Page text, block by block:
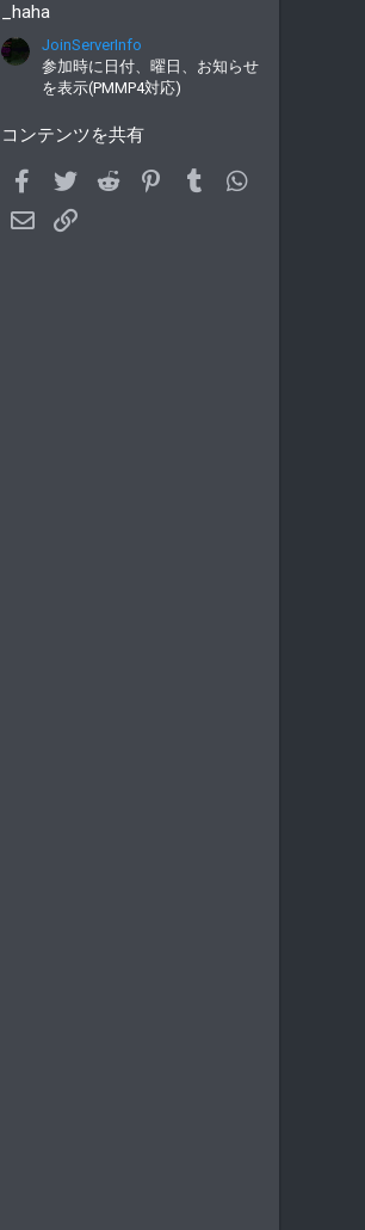
_haha
JoinServerInfo
参加時に日付、曜日、お知らせ
を表示(PMMP4対応)
コンテンツを共有
Facebook
TwitterReddit PinterestTumblr
メールアドレス
Link